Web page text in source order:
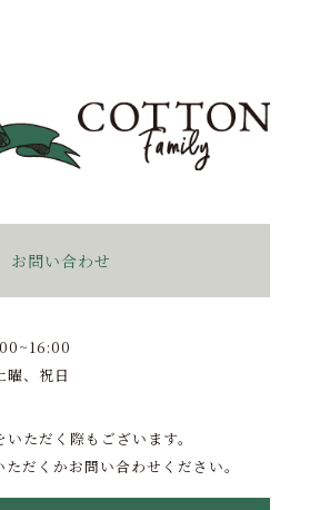
お問い合わせ
曜、祝日
ただく際もございます。
だくかお問い合わせください。